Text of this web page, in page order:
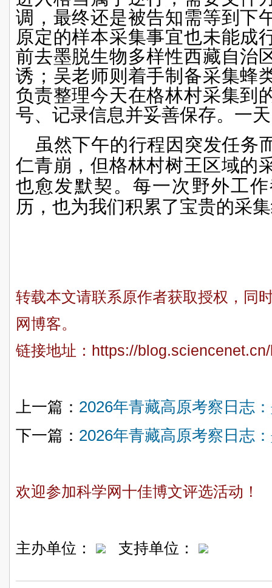
调，最终还是被告知需等到下
原定的样本采集事宜也未能成
前去墨脱生物多样性西藏自治
诱；吴老师则着手制备采集蜂
负责整理今天在格林村采集到
号、记录信息并妥善保存。一
虽然下午的行程因突发任务
仁青崩，但格林村树王区域的
也愈发默契。每一次野外工
历，也为我们积累了宝贵的采
转载本文请联系原作者获取授权，同
网博客。
链接地址： https://
上一篇： 2026年青藏高原考察日志
下一篇： 2026年青藏高原考察日志
欢迎参加科学网十佳博文评选活动！
主办单位： 支持单位：